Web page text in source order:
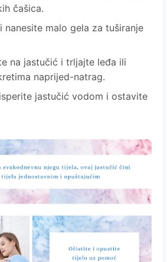
čašica.
nanesite malo gela za tuširanje
na jastučić i trljajte leđa ili
naprijed-natrag.
jastučić vodom i ostavite